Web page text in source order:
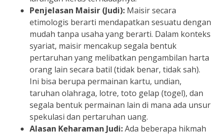
Penjelasan Maisir (Judi): Maisir secara
etimologis berarti mendapatkan sesuatu dengan
mudah tanpa usaha yang berarti. Dalam konteks
syariat, maisir mencakup segala bentuk
pertaruhan yang melibatkan pengambilan harta
orang lain secara batil (tidak benar, tidak sah).
Ini bisa berupa permainan kartu, undian,
taruhan olahraga, lotre, toto gelap (togel), dan
segala bentuk permainan lain di mana ada unsur
spekulasi dan pertaruhan uang.
Alasan Keharaman Judi:Ada beberapa hikmah